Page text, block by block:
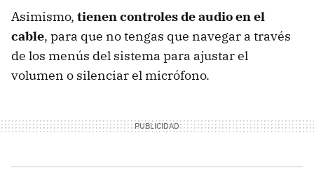
Asimismo, tienen controles de audio en el
cable, para que no tengas que navegar a través
de los menús del sistema para ajustar el
volumen o silenciar el micrófono.